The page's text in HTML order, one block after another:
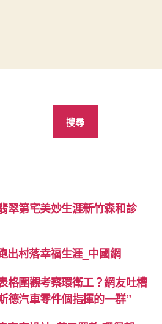
搜尋
翠第宅美妙生涯新竹森和診
出村落幸福生涯_中國網
格圍觀考察環衛工？網友吐槽
德汽車零件個指揮的一群”